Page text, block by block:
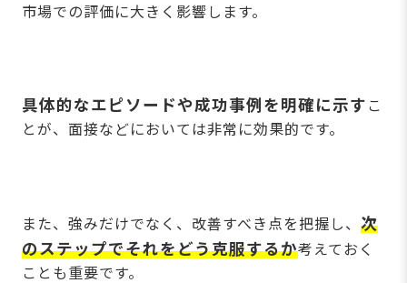
市場での評価に大きく影響します。
具体的なエピソードや成功事例を明確に示す こ
とが、面接などにおいては非常に効果的です。
また、強みだけでなく、改善すべき点を把握し、 次
のステップでそれをどう克服するか考えておく
ことも重要です。